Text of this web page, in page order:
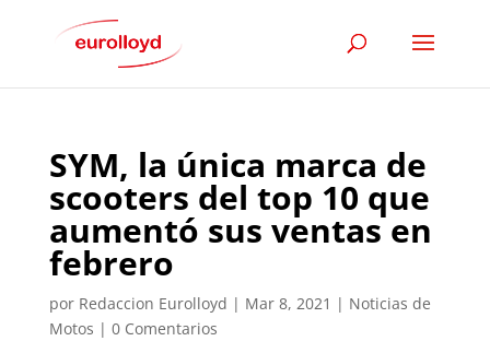
SYM, la única marca de
scooters del top 10 que
aumentó sus ventas en
febrero
por Redaccion Eurolloyd | Mar 8, 2021 | Noticias de
Motos | 0 Comentarios